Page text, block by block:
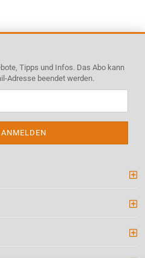
Tipps und Infos. Das Abo kann
Adresse beendet werden.